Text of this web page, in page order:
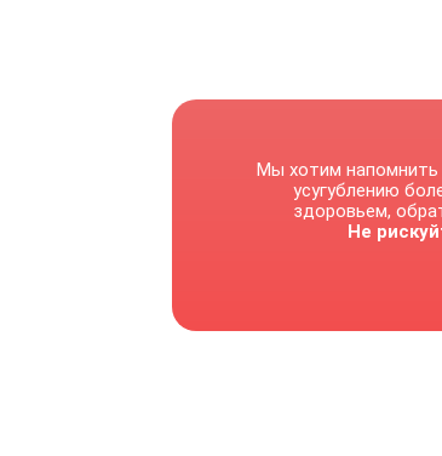
Мы хотим напомнить
усугублению
здоровьем,
Не